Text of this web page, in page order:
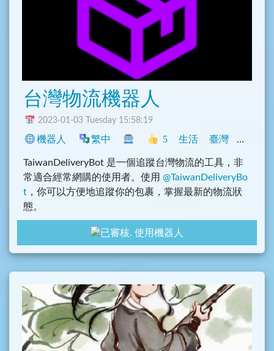
台灣物流機器人
2023-01-03 Tuesday 15:58:19
機器人 繁中 5 生活 臺灣 其它
TaiwanDeliveryBot 是一個追蹤台灣物流的工具，非
常適合經常網購的使用者。使用 @TaiwanDeliveryBo
t ，你可以方便地追蹤你的包裹，掌握最新的物流狀
態。
網購越來越方便，但是有時候我們會擔心自己的包裹
有沒有在運送途中遺失。@TaiwanDeliveryBot就是
不管你是網購新手還是老手，@TaiwanDeliveryBot
都是一個非常實用的工具。它的操作非常簡單，只要
輸入你的訂單號碼即可立即查詢。
使用機器人